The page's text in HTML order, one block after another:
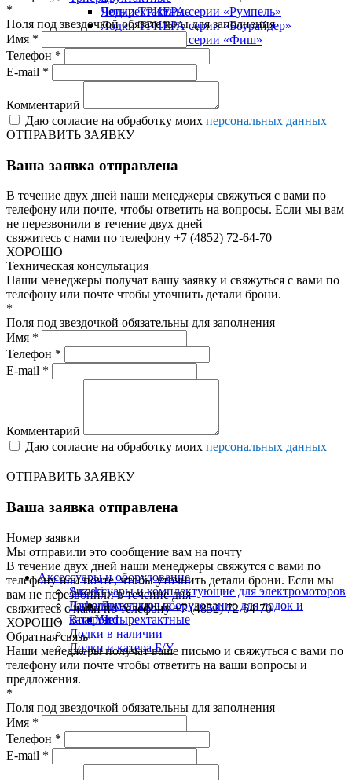
Лодки ТРИЕРА серии «Румпель»
Лодки ТРИЕРА серии «Боурайдер»
Лодки ТРИЕРА серии «Фиш»
Parker
Boat Yard
Лодки в наличии
Лодки и катера Б/У
Четырехтактные
Suzuki
Двухтактные
Четырехтактные
Аксессуары и оборудование
Аксессуары и комплектующие для электромоторов
Дополнительное оборудование для лодок и
катеров
*
Поля под звездочкой обязательны для заполнения
Имя *
Телефон *
E-mail *
Комментарий
Даю согласие на обработку моих персональных данных
ОТПРАВИТЬ ЗАЯВКУ
Ваша заявка отправлена
В течение двух дней наши менеджеры свяжуться с вами по
телефону или почте, чтобы ответить на вопросы. Если мы вам
не перезвонили в течение двух дней
свяжитесь с нами по телефону +7 (4852) 72-64-70
ХОРОШО
Техническая консультация
Наши менеджеры получат вашу заявку и свяжуться с вами по
телефону или почте чтобы уточнить детали брони.
*
Поля под звездочкой обязательны для заполнения
Имя *
Телефон *
E-mail *
Комментарий
Даю согласие на обработку моих персональных данных
ОТПРАВИТЬ ЗАЯВКУ
Ваша заявка отправлена
Номер заявки
Мы отправили это сообщение вам на почту
В течение двух дней наши менеджеры свяжутся с вами по
телефону или почте, чтобы уточнить детали брони. Если мы
вам не перезвонили в течение дня
свяжитесь с нами по телефону +7 (4852) 72-64-70
ХОРОШО
Обратная связь
Наши менеджеры получат ваше письмо и свяжуться с вами по
телефону или почте чтобы ответить на ваши вопросы и
предложения.
*
Поля под звездочкой обязательны для заполнения
Имя *
Телефон *
E-mail *